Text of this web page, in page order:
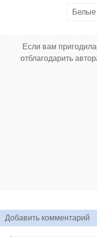
Белые
Если вам
отблагодарить
Добавить комментарий